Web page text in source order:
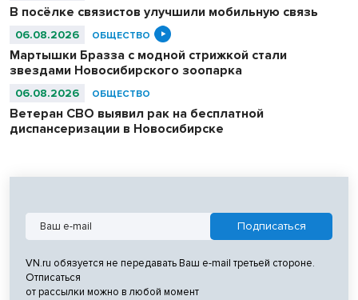
В посёлке связистов улучшили мобильную связь
06.08.2026 ОБЩЕСТВО
Мартышки Бразза с модной стрижкой стали
звездами Новосибирского зоопарка
06.08.2026 ОБЩЕСТВО
Ветеран СВО выявил рак на бесплатной
диспансеризации в Новосибирске
VN.ru обязуется не передавать Ваш e-mail третьей стороне.
Отписаться
от рассылки можно в любой момент